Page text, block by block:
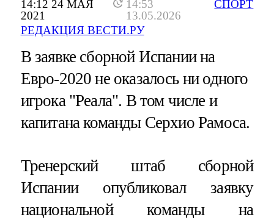
14:12 24 МАЯ
2021
14:53
13.05.2026
РЕДАКЦИЯ ВЕСТИ.РУ
СПОРТ
В заявке сборной Испании на
Евро-2020 не оказалось ни одного
игрока "Реала". В том числе и
капитана команды Серхио Рамоса.
Тренерский штаб сборной
Испании опубликовал заявку
национальной команды на